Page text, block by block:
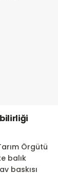
Örgütü
balık
baskısı